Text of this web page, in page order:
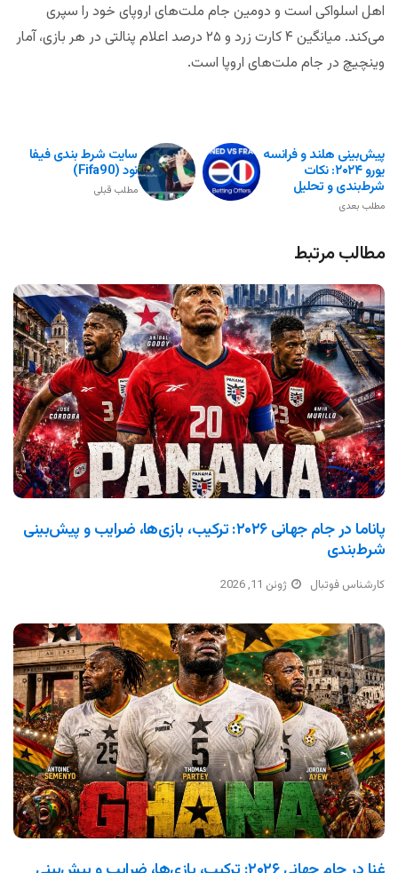
اهل اسلواکی است و دومین جام ملت‌های اروپای خود را سپری
می‌کند. میانگین ۴ کارت زرد و ۲۵ درصد اعلام پنالتی در هر بازی، آمار
وینچیچ در جام ملت‌های اروپا است.
سایت شرط بندی فیفا
نود (fifa90)
مطلب قبلی
پیش‌بینی هلند و فرانسه
یورو ۲۰۲۴: نکات
شرط‌بندی و تحلیل
مطلب بعدی
مطالب مرتبط
پاناما در جام جهانی ۲۰۲۶: ترکیب، بازی‌ها، ضرایب و پیش‌بینی
شرط‌بندی
کارشناس فوتبال ژوئن 11, 2026